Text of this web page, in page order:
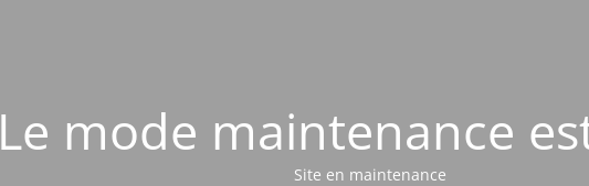
Le mode maintenance
Site en maintenance